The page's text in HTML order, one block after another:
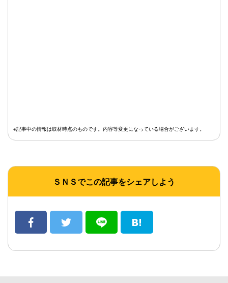
※記事中の情報は取材時点のものです。内容等変更になっている場合がございます。
ＳＮＳでこの記事をシェアしよう